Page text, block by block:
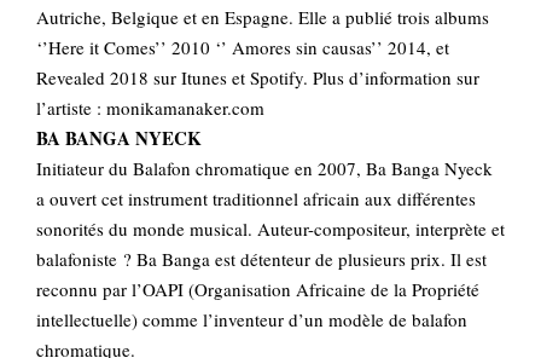
Autriche, Belgique et en Espagne. Elle a publié trois albums
‘’Here it Comes’’ 2010 ‘’ Amores sin causas’’ 2014, et
Revealed 2018 sur Itunes et Spotify. Plus d’information sur
l’artiste : monikamanaker.com
BA BANGA NYECK
Initiateur du Balafon chromatique en 2007, Ba Banga Nyeck
a ouvert cet instrument traditionnel africain aux différentes
sonorités du monde musical. Auteur-compositeur, interprète et
balafoniste ? Ba Banga est détenteur de plusieurs prix. Il est
reconnu par l’OAPI (Organisation Africaine de la Propriété
intellectuelle) comme l’inventeur d’un modèle de balafon
chromatique.